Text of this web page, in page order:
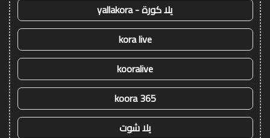
يلا كورة - yallakora
kora live
kooralive
koora 365
يلا شوت